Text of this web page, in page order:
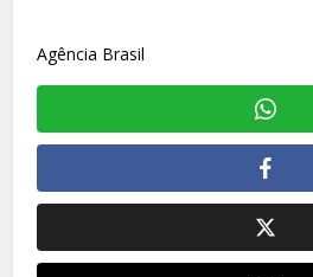
Agência Brasil